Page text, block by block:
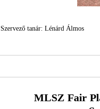
Szervező tanár: Lénárd Álmos
MLSZ Fair